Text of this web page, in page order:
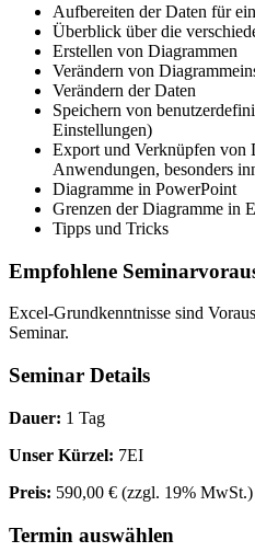
Aufbereiten der Daten für
Überblick über die
Erstellen von Diagrammen
Verändern von
Verändern der Daten
Speichern von
Einstellungen)
Export und Verknüpfen von
Anwendungen, besonders
Diagramme in PowerPoint
Grenzen der Diagramme in
Tipps und Tricks
Empfohlene
Excel-Grundkenntnisse sind
Seminar.
Seminar Details
Dauer: 1 Tag
Unser Kürzel: 7EI
Preis: 590,00 € (zzgl. 19% MwSt.)
Termin auswählen